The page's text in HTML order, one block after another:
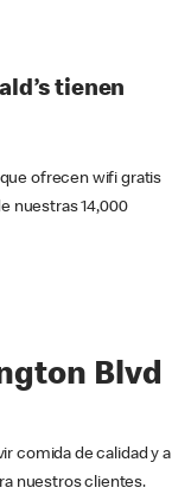
tienen
ofrecen wifi gratis
nuestras 14,000
Blvd
comida de calidad y a
nuestros clientes.